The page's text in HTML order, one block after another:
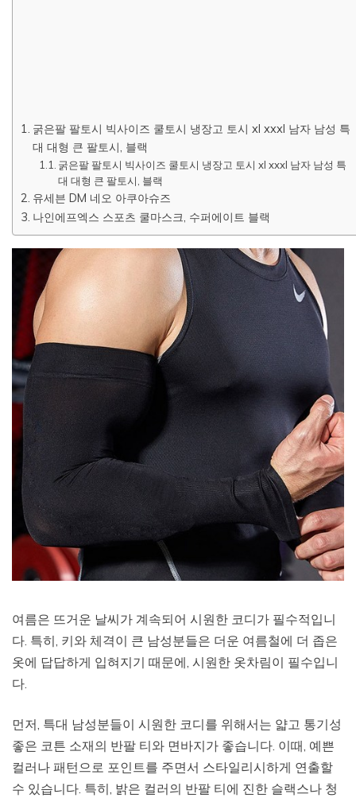
굵은팔 팔토시 빅사이즈 쿨토시 냉장고 토시 xl xxxl 남자 남성 특
대 대형 큰 팔토시, 블랙
굵은팔 팔토시 빅사이즈 쿨토시 냉장고 토시 xl xxxl 남자 남성 특
대 대형 큰 팔토시, 블랙
유세븐 DM 네오 아쿠아슈즈
나인에프엑스 스포츠 쿨마스크, 수퍼에이트 블랙
여름은 뜨거운 날씨가 계속되어 시원한 코디가 필수적입니
다. 특히, 키와 체격이 큰 남성분들은 더운 여름철에 더 좁은
옷에 답답하게 입혀지기 때문에, 시원한 옷차림이 필수입니
다.
먼저, 특대 남성분들이 시원한 코디를 위해서는 얇고 통기성
좋은 코튼 소재의 반팔 티와 면바지가 좋습니다. 이때, 예쁜
컬러나 패턴으로 포인트를 주면서 스타일리시하게 연출할
수 있습니다. 특히, 밝은 컬러의 반팔 티에 진한 슬랙스나 청